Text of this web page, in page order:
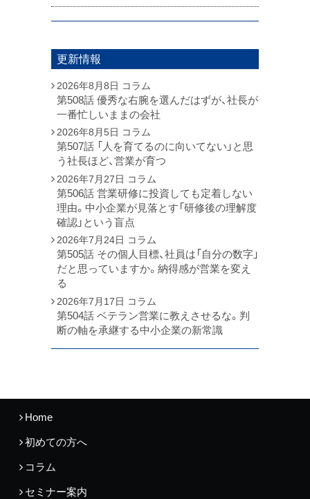
更新情報
2026年8月8日 コラム
第508話 優秀な右腕を選んだはずが、社長が
一番忙しいままの会社
2026年8月5日 コラム
第507話 「人を育てるのに向いてない」と思
う社長ほど、営業が育つ
2026年7月27日 コラム
第506話 営業研修に投資しても定着しない
理由。中小企業が見落とす「研修後の理解度
確認」という盲点
2026年7月24日 コラム
第505話 その個人目標、社員は「自分の数字」
だと思っていますか。納得感が営業を変え
る
2026年7月17日 コラム
第504話 ベテラン営業に教えさせるな。判
断の軸を承継する中小企業の新常識
Home
初めての方へ
コラム
セミナー案内